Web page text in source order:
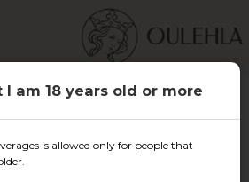
am 18 years old or more
is allowed only for people that